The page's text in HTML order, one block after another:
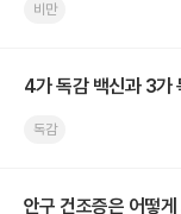
비만
4가 독감 백신과 3가
독감
안구 건조증은 어떻